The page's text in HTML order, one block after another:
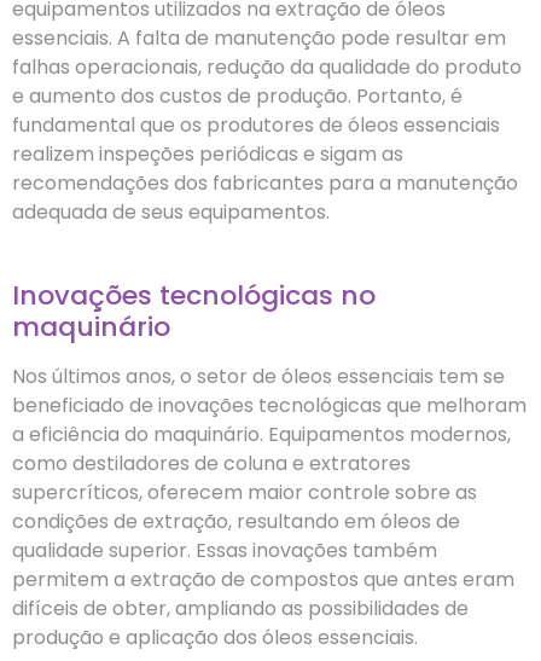
equipamentos utilizados na extração de óleos
essenciais. A falta de manutenção pode resultar em
falhas operacionais, redução da qualidade do produto
e aumento dos custos de produção. Portanto, é
fundamental que os produtores de óleos essenciais
realizem inspeções periódicas e sigam as
recomendações dos fabricantes para a manutenção
adequada de seus equipamentos.
Inovações tecnológicas no
maquinário
Nos últimos anos, o setor de óleos essenciais tem se
beneficiado de inovações tecnológicas que melhoram
a eficiência do maquinário. Equipamentos modernos,
como destiladores de coluna e extratores
supercríticos, oferecem maior controle sobre as
condições de extração, resultando em óleos de
qualidade superior. Essas inovações também
permitem a extração de compostos que antes eram
difíceis de obter, ampliando as possibilidades de
produção e aplicação dos óleos essenciais.